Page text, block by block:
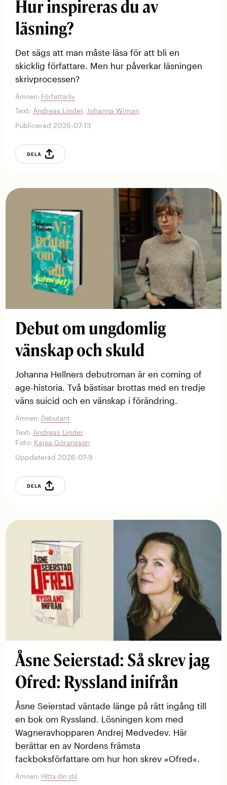
Hur inspireras du av
läsning?
Det sägs att man måste läsa för att bli en
skicklig författare. Men hur påverkar läsningen
skrivprocessen?
Ämnen: Författarliv
Text: Andreas Linder, Johanna Wiman
Publicerad 2026-07-13
DELA
Debut om ungdomlig
vänskap och skuld
Johanna Hellners debutroman är en coming of
age-historia. Två bästisar brottas med en tredje
väns suicid och en vänskap i förändring.
Ämnen: Debutant
Text: Andreas Linder
Foto: Kajsa Göransson
Uppdaterad 2026-07-9
DELA
Åsne Seierstad: Så skrev jag
Ofred: Ryssland inifrån
Åsne Seierstad väntade länge på rätt ingång till
en bok om Ryssland. Lösningen kom med
Wagneravhopparen Andrej Medvedev. Här
berättar en av Nordens främsta
fackboksförfattare om hur hon skrev »Ofred«.
Ämnen: Hitta din stil